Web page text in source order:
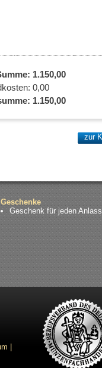
1.150,00
0,00
1.150,00
Geschenke
Geschenk für jeden Anlass